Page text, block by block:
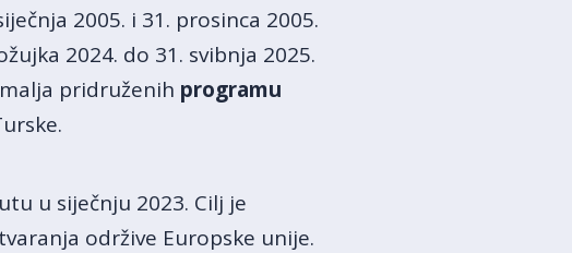
2005. i 31. prosinca 2005.
2024. do 31. svibnja 2025.
pridruženih programu
u siječnju 2023. Cilj je
održive Europske unije.